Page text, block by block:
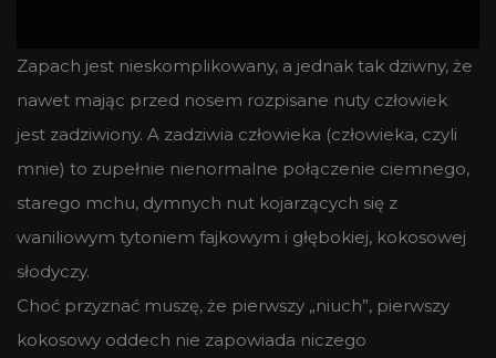
Zapach jest nieskomplikowany, a jednak tak dziwny, że
nawet mając przed nosem rozpisane nuty człowiek
jest zadziwiony. A zadziwia człowieka (człowieka, czyli
mnie) to zupełnie nienormalne połączenie ciemnego,
starego mchu, dymnych nut kojarzących się z
waniliowym tytoniem fajkowym i głębokiej, kokosowej
słodyczy.
Choć przyznać muszę, że pierwszy „niuch”, pierwszy
kokosowy oddech nie zapowiada niczego